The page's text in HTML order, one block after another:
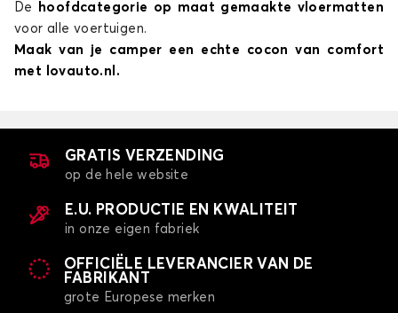
De
hoofdcategorie op maat gemaakte vloermatten
voor alle voertuigen.
Maak van je camper een echte cocon van comfort
met lovauto.nl.
GRATIS VERZENDING
op de hele website
E.U. PRODUCTIE EN KWALITEIT
in onze eigen fabriek
OFFICIËLE LEVERANCIER VAN DE
FABRIKANT
grote Europese merken